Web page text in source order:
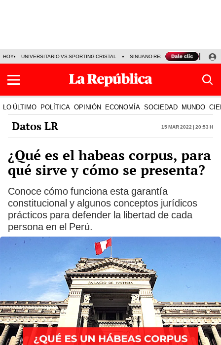
HOY UNIVERSITARIO VS SPORTING CRISTAL SINUANO RESULTADOS HOY
LO ÚLTIMO POLÍTICA OPINIÓN ECONOMÍA SOCIEDAD MUNDO
Datos LR 15 Mar 2022 | 20:53 h
¿Qué es el habeas corpus, para
qué sirve y cómo se presenta?
Conoce cómo funciona esta garantía
constitucional y algunos conceptos jurídicos
prácticos para defender la libertad de cada
persona en el Perú.